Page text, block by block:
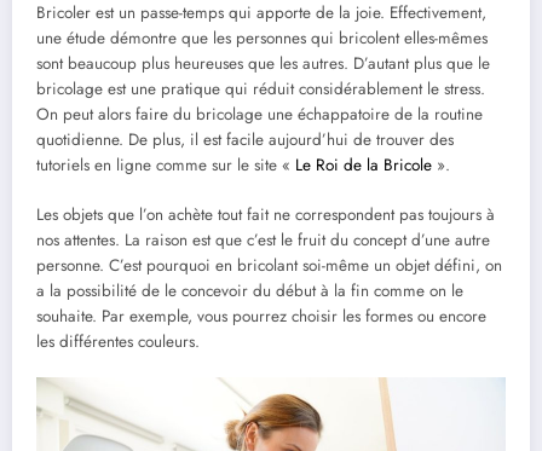
Bricoler est un passe-temps qui apporte de la joie. Effectivement,
une étude démontre que les personnes qui bricolent elles-mêmes
sont beaucoup plus heureuses que les autres. D’autant plus que le
bricolage est une pratique qui réduit considérablement le stress.
On peut alors faire du bricolage une échappatoire de la routine
quotidienne. De plus, il est facile aujourd’hui de trouver des
tutoriels en ligne comme sur le site « Le Roi de la Bricole ».
Les objets que l’on achète tout fait ne correspondent pas toujours à
nos attentes. La raison est que c’est le fruit du concept d’une autre
personne. C’est pourquoi en bricolant soi-même un objet défini, on
a la possibilité de le concevoir du début à la fin comme on le
souhaite. Par exemple, vous pourrez choisir les formes ou encore
les différentes couleurs.